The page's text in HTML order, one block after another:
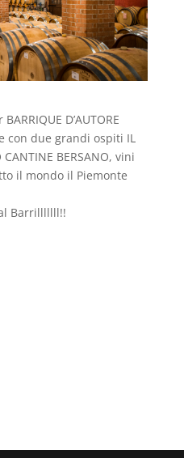
D’AUTORE
con due grandi ospiti IL
CANTINE BERSANO, vini
il mondo il Piemonte
Barrilllllll!!